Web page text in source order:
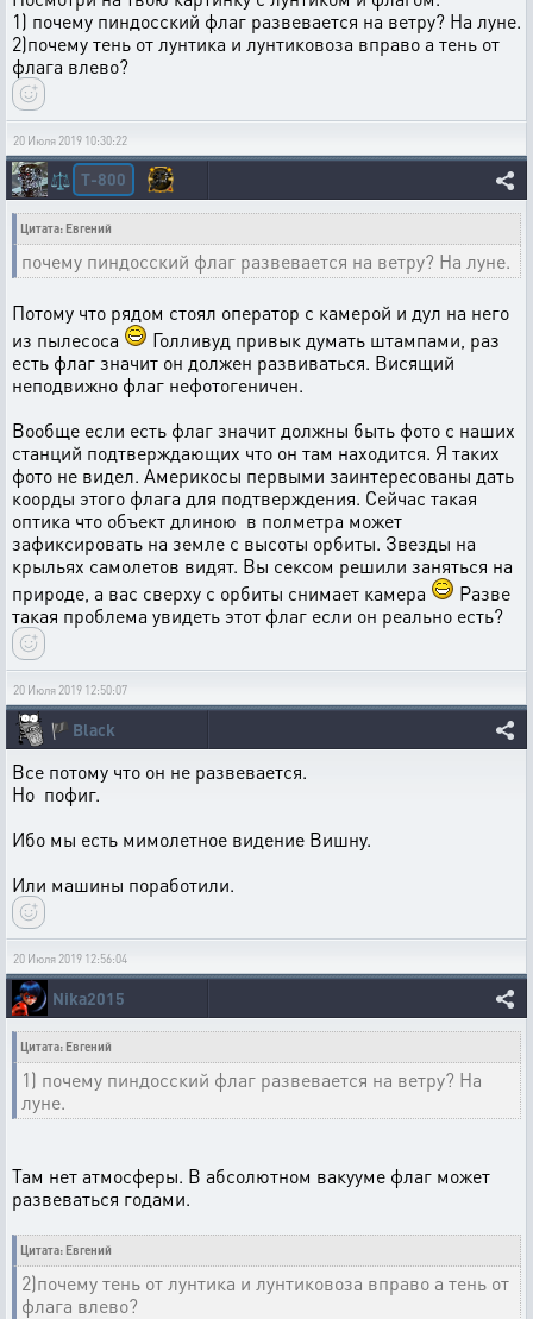
1) почему пиндосский флаг развевается на ветру? На луне.
2)почему тень от лунтика и лунтиковоза вправо а тень от
флага влево?
20 Июля 2019 10:30:22
⚖️ T-800
Цитата: Евгений
почему пиндосский флаг развевается на ветру? На луне.
Потому что рядом стоял оператор с камерой и дул на него
из пылесоса
Голливуд привык думать штампами, раз
есть флаг значит он должен развиваться. Висящий
неподвижно флаг нефотогеничен.
Вообще если есть флаг значит должны быть фото с наших
станций подтверждающих что он там находится. Я таких
фото не видел. Америкосы первыми заинтересованы дать
коорды этого флага для подтверждения. Сейчас такая
оптика что объект длиною в полметра может
зафиксировать на земле с высоты орбиты. Звезды на
крыльях самолетов видят. Вы сексом решили заняться на
природе, а вас сверху с орбиты снимает камера
Разве
такая проблема увидеть этот флаг если он реально есть?
20 Июля 2019 12:50:07
🏴 Black
Все потому что он не развевается.
Но пофиг.
Ибо мы есть мимолетное видение Вишну.
Или машины поработили.
20 Июля 2019 12:56:04
Nika2015
Цитата: Евгений
1) почему пиндосский флаг развевается на ветру? На
луне.
Там нет атмосферы. В абсолютном вакууме флаг может
развеваться годами.
Цитата: Евгений
2)почему тень от лунтика и лунтиковоза вправо а тень от
флага влево?